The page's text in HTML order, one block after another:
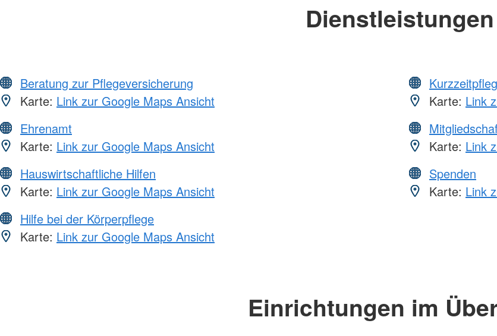
Dienstleistungen
Beratung zur Pflegeversicherung
Karte: Link zur Google Maps Ansicht
Ehrenamt
Karte: Link zur Google Maps Ansicht
Hauswirtschaftliche Hilfen
Karte: Link zur Google Maps Ansicht
Hilfe bei der Körperpflege
Karte: Link zur Google Maps Ansicht
Karte: Link
Karte: Link
Spenden
Karte: Link
Einrichtungen im